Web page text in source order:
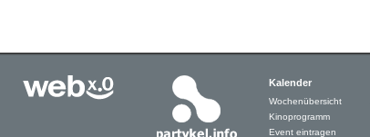
Kalender
Wochenübersicht
Kinoprogramm
Event eintragen